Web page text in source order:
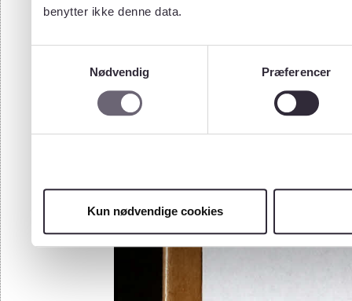
benytter ikke denne data.
Nødvendig
Præferencer
Kun nødvendige cookies